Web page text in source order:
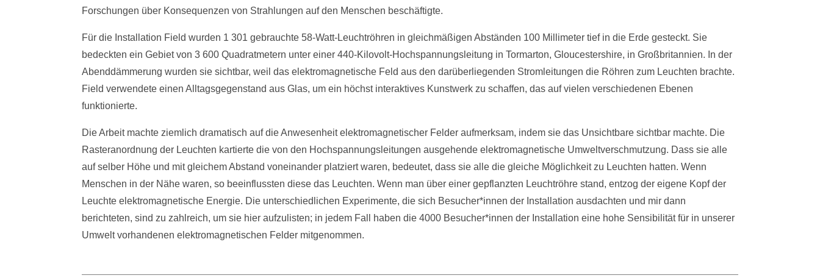
Forschungen über Konsequenzen von Strahlungen auf den Menschen beschäftigte.
Für die Installation Field wurden 1 301 gebrauchte 58-Watt-Leuchtröhren in gleichmäßigen Abständen 100 Millimeter tief in die Erde gesteckt. Sie
bedeckten ein Gebiet von 3 600 Quadratmetern unter einer 440-Kilovolt-Hochspannungsleitung in Tormarton, Gloucestershire, in Großbritannien. In der
Abenddämmerung wurden sie sichtbar, weil das elektromagnetische Feld aus den darüberliegenden Stromleitungen die Röhren zum Leuchten brachte.
Field verwendete einen Alltagsgegenstand aus Glas, um ein höchst interaktives Kunstwerk zu schaffen, das auf vielen verschiedenen Ebenen
funktionierte.
Die Arbeit machte ziemlich dramatisch auf die Anwesenheit elektromagnetischer Felder aufmerksam, indem sie das Unsichtbare sichtbar machte. Die
Rasteranordnung der Leuchten kartierte die von den Hochspannungsleitungen ausgehende elektromagnetische Umweltverschmutzung. Dass sie alle
auf selber Höhe und mit gleichem Abstand voneinander platziert waren, bedeutet, dass sie alle die gleiche Möglichkeit zu Leuchten hatten. Wenn
Menschen in der Nähe waren, so beeinflussten diese das Leuchten. Wenn man über einer gepflanzten Leuchtröhre stand, entzog der eigene Kopf der
Leuchte elektromagnetische Energie. Die unterschiedlichen Experimente, die sich Besucher*innen der Installation ausdachten und mir dann
berichteten, sind zu zahlreich, um sie hier aufzulisten; in jedem Fall haben die 4000 Besucher*innen der Installation eine hohe Sensibilität für in unserer
Umwelt vorhandenen elektromagnetischen Felder mitgenommen.